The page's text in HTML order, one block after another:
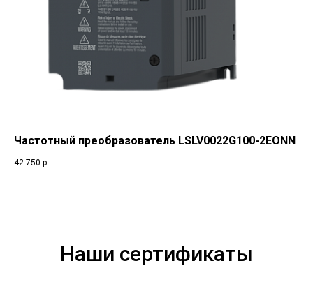
Частотный преобразователь LSLV0022G100-2EONN
42 750 р.
Наши сертификаты